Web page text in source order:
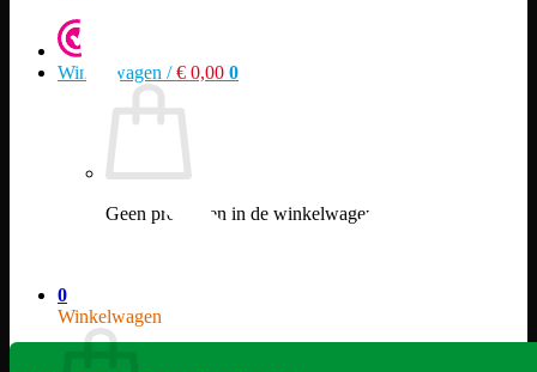
Winkelwagen /€ 0,00 0
Geen producten in de winkelwagen.
0
Winkelwagen